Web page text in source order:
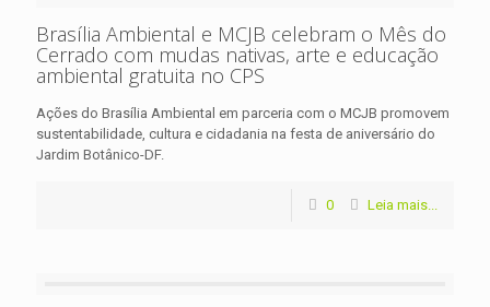
Brasília Ambiental e MCJB celebram o Mês do
Cerrado com mudas nativas, arte e educação
ambiental gratuita no CPS
Ações do Brasília Ambiental em parceria com o MCJB promovem
sustentabilidade, cultura e cidadania na festa de aniversário do
Jardim Botânico-DF.
0 Leia mais...